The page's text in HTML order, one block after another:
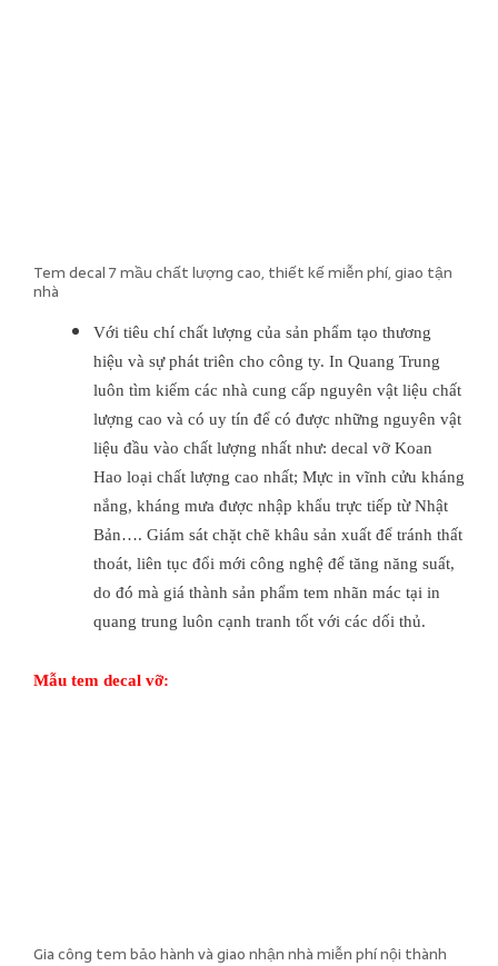
Tem decal 7 mầu chất lượng cao, thiết kế miễn phí, giao tận
nhà
Với tiêu chí chất lượng của sản phẩm tạo thương
hiệu và sự phát triên cho công ty. In Quang Trung
luôn tìm kiếm các nhà cung cấp nguyên vật liệu chất
lượng cao và có uy tín để có được những nguyên vật
liệu đầu vào chất lượng nhất như: decal vỡ Koan
Hao loại chất lượng cao nhất; Mực in vĩnh cửu kháng
nắng, kháng mưa được nhập khẩu trực tiếp từ Nhật
Bản…. Giám sát chặt chẽ khâu sản xuất để tránh thất
thoát, liên tục đổi mới công nghệ để tăng năng suất,
do đó mà giá thành sản phẩm tem nhãn mác tại in
quang trung luôn cạnh tranh tốt với các dối thủ.
Mẫu tem decal vỡ:
Gia công tem bảo hành và giao nhận nhà miễn phí nội thành